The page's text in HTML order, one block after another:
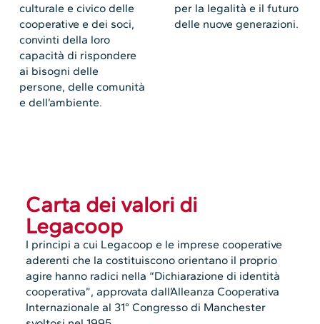
culturale e civico delle
cooperative e dei soci,
convinti della loro
capacità di rispondere
ai bisogni delle
persone, delle comunità
e dell’ambiente.
per la legalità e il futuro
delle nuove generazioni.
Carta dei valori di
Legacoop
I principi a cui Legacoop e le imprese cooperative
aderenti che la costituiscono orientano il proprio
agire hanno radici nella “Dichiarazione di identità
cooperativa”, approvata dall’Alleanza Cooperativa
Internazionale al 31° Congresso di Manchester